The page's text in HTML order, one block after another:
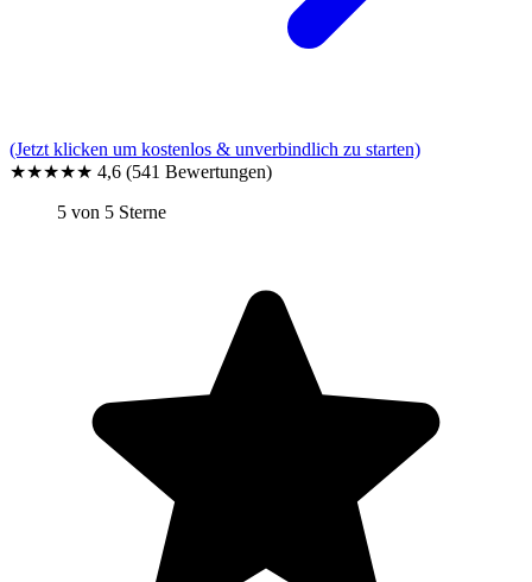
(Jetzt klicken um kostenlos & unverbindlich zu starten)
★★★★★ 4,6 (541 Bewertungen)
5 von 5 Sterne